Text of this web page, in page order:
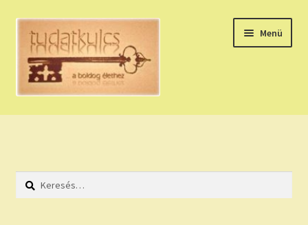
Ugrás
navigációhoz
Kilépés
tartalomba
Menü
HÚZZ EGY KÁRTYÁT!
HOLDNAPTÁR
Keresés: